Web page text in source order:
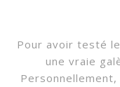
Pour avoir testé
une vraie